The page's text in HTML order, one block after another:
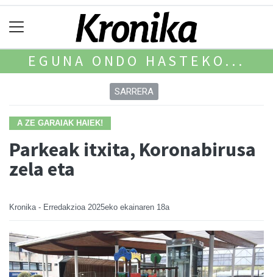
EGUNA ONDO HASTEKO...
SARRERA
A ZE GARAIAK HAIEK!
Parkeak itxita, Koronabirusa
zela eta
Kronika - Erredakzioa 2025eko ekainaren 18a